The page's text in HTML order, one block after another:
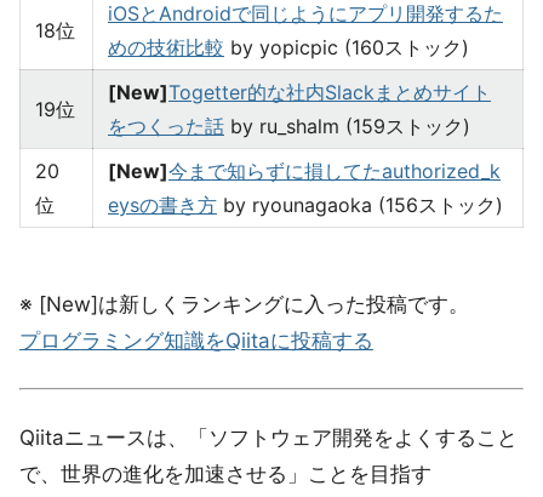
18位
iOSとAndroidで同じようにアプリ開発するた
めの技術比較 by yopicpic (160ストック)
19位
[New]Togetter的な社内Slackまとめサイト
をつくった話 by ru_shalm (159ストック)
20
位
[New]今まで知らずに損してたauthorized_k
eysの書き方 by ryounagaoka (156ストック)
※ [New]は新しくランキングに入った投稿です。
プログラミング知識をQiitaに投稿する
Qiitaニュースは、「ソフトウェア開発をよくすること
で、世界の進化を加速させる」ことを目指す